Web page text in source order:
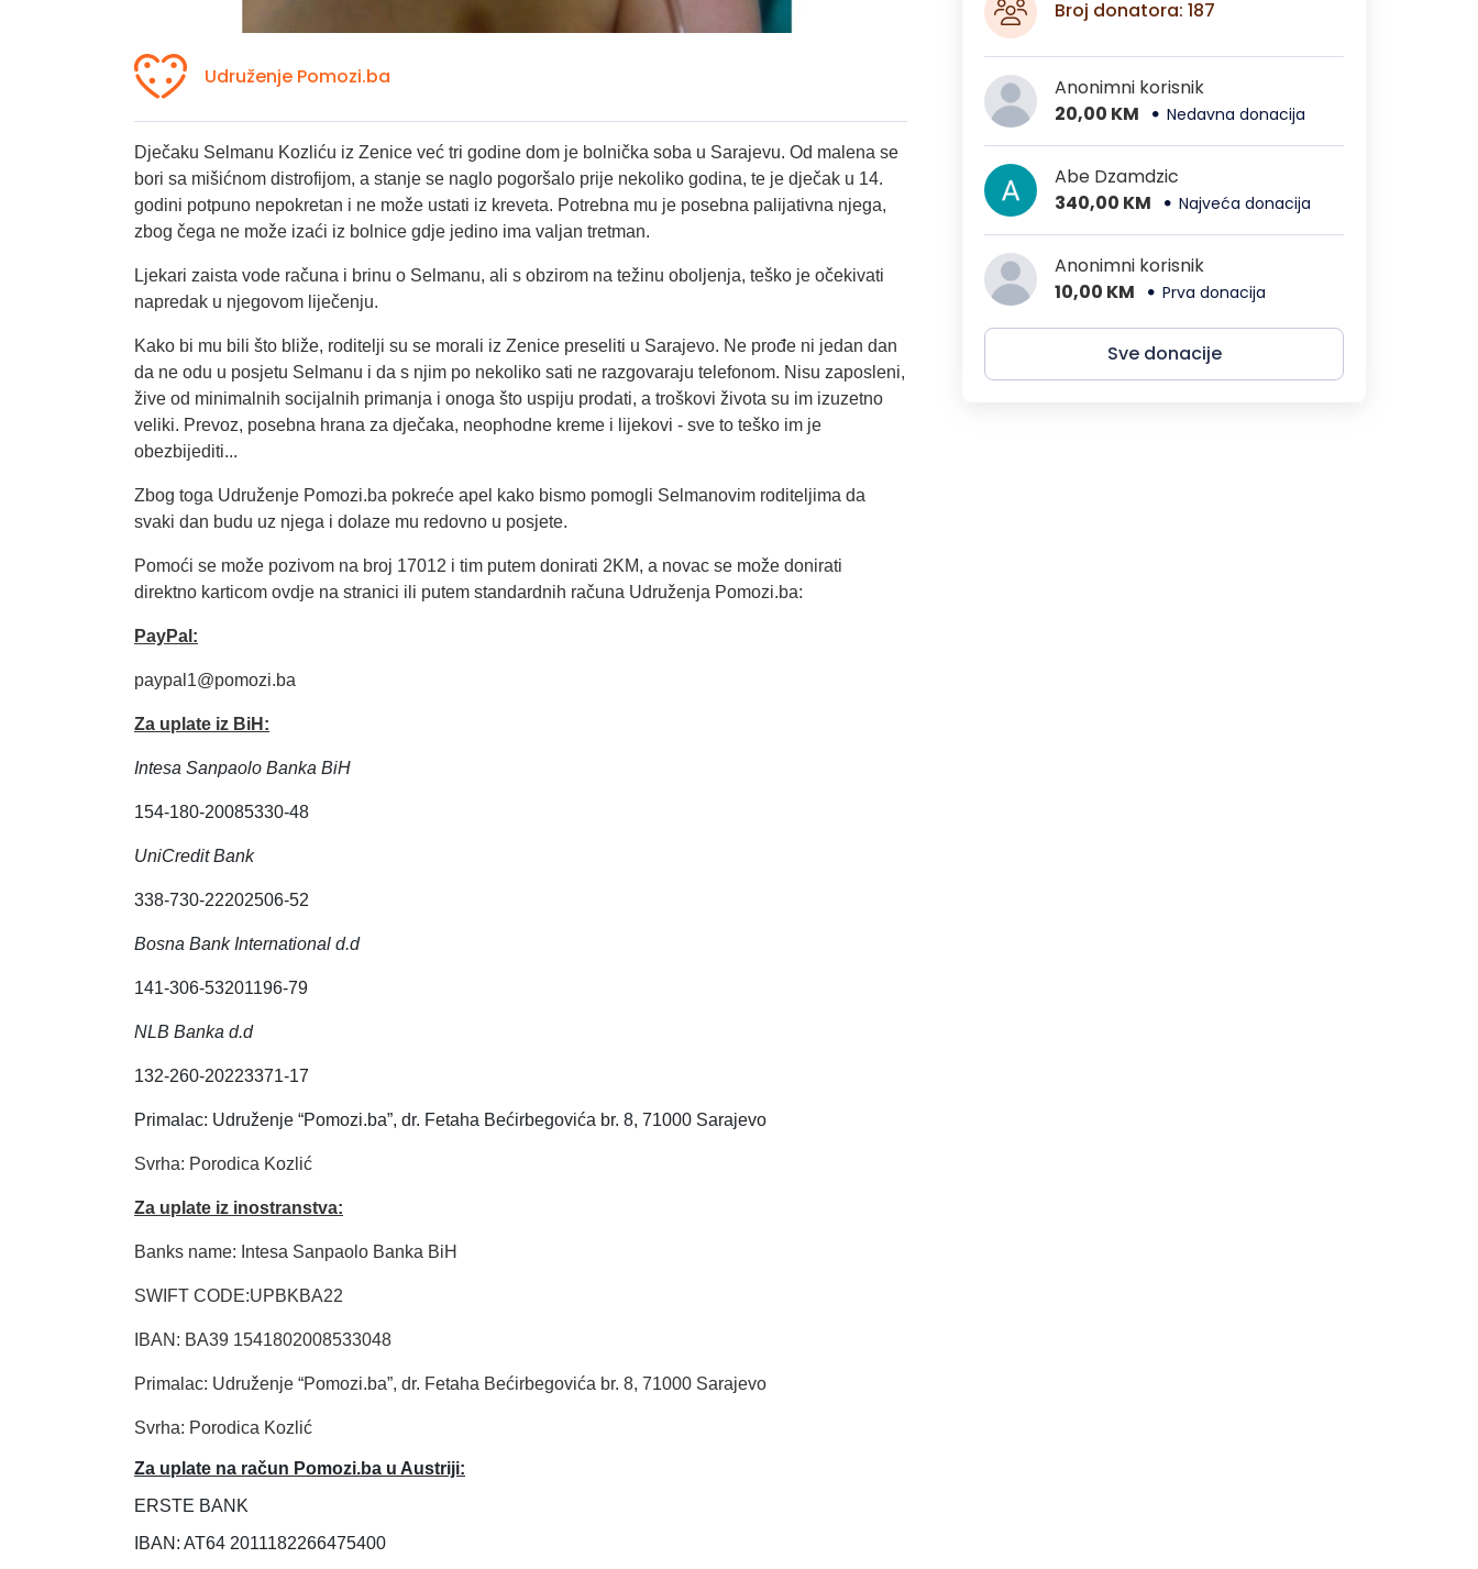
Udruženje Pomozi.ba
Dječaku Selmanu Kozliću iz Zenice već tri godine dom je bolnička soba u Sarajevu. Od malena se
bori sa mišićnom distrofijom, a stanje se naglo pogoršalo prije nekoliko godina, te je dječak u 14.
godini potpuno nepokretan i ne može ustati iz kreveta. Potrebna mu je posebna palijativna njega,
zbog čega ne može izaći iz bolnice gdje jedino ima valjan tretman.
Ljekari zaista vode računa i brinu o Selmanu, ali s obzirom na težinu oboljenja, teško je očekivati
napredak u njegovom liječenju.
Kako bi mu bili što bliže, roditelji su se morali iz Zenice preseliti u Sarajevo. Ne prođe ni jedan dan
da ne odu u posjetu Selmanu i da s njim po nekoliko sati ne razgovaraju telefonom. Nisu zaposleni,
žive od minimalnih socijalnih primanja i onoga što uspiju prodati, a troškovi života su im izuzetno
veliki. Prevoz, posebna hrana za dječaka, neophodne kreme i lijekovi - sve to teško im je
obezbijediti...
Zbog toga Udruženje Pomozi.ba pokreće apel kako bismo pomogli Selmanovim roditeljima da
svaki dan budu uz njega i dolaze mu redovno u posjete.
Pomoći se može pozivom na broj 17012 i tim putem donirati 2KM, a novac se može donirati
direktno karticom ovdje na stranici ili putem standardnih računa Udruženja Pomozi.ba:
PayPal:
paypal1@pomozi.ba
Za uplate iz BiH:
Intesa Sanpaolo Banka BiH
154-180-20085330-48
UniCredit Bank
338-730-22202506-52
Bosna Bank International d.d
141-306-53201196-79
NLB Banka d.d
132-260-20223371-17
Primalac: Udruženje “Pomozi.ba”, dr. Fetaha Bećirbegovića br. 8, 71000 Sarajevo
Svrha: Porodica Kozlić
Za uplate iz inostranstva:
Banks name: Intesa Sanpaolo Banka BiH
SWIFT CODE:UPBKBA22
IBAN: BA39 1541802008533048
Primalac: Udruženje “Pomozi.ba”, dr. Fetaha Bećirbegovića br. 8, 71000 Sarajevo
Svrha: Porodica Kozlić
Za uplate na račun Pomozi.ba u Austriji:
ERSTE BANK
IBAN: AT64 2011182266475400
Broj donatora: 187
Anonimni korisnik
20,00 KM
Nedavna donacija
Abe Dzamdzic
340,00 KM
Najveća donacija
Anonimni korisnik
10,00 KM
Prva donacija
Sve donacije